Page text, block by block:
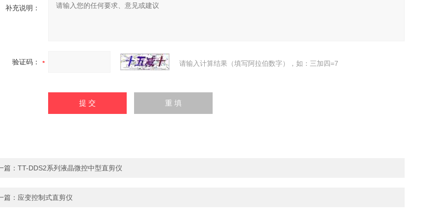
补充说明：
验证码： 请输入计算结果（填写阿拉伯数字），如：三加四=7
篇： TT-DDS2系列液晶微控中型直剪仪
篇： 应变控制式直剪仪